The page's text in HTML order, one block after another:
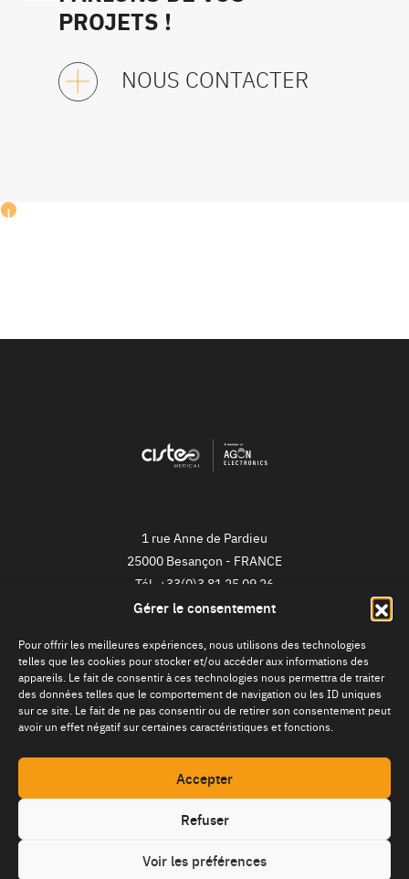
Gérer le consentement
Pour offrir les meilleures expériences, nous utilisons des technologies
telles que les cookies pour stocker et/ou accéder aux informations des
appareils. Le fait de consentir à ces technologies nous permettra de traiter
des données telles que le comportement de navigation ou les ID uniques
sur ce site. Le fait de ne pas consentir ou de retirer son consentement peut
avoir un effet négatif sur certaines caractéristiques et fonctions.
Accepter
Refuser
Voir les préférences
PROJETS !
NOUS CONTACTER
1 rue Anne de Pardieu
25000 Besançon - FRANCE
Tél. +33(0)3 81 25 09 26
NEWSLETTER
Je m'inscris !